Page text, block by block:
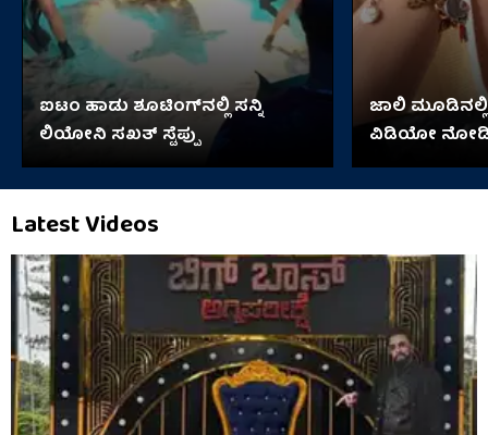
ಐಟಂ ಹಾಡು ಶೂಟಿಂಗ್​​ನಲ್ಲಿ ಸನ್ನಿ
ಲಿಯೋನಿ ಸಖತ್ ಸ್ಟೆಪ್ಪು
ಜಾಲಿ
ವಿಡಿಯೋ
Latest Videos